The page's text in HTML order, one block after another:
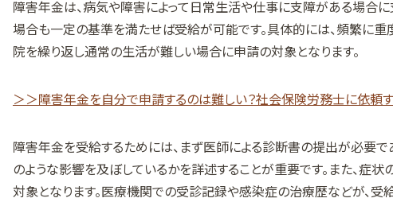
障害年金は、病気や障害によって日常生活や仕事に支障がある場合
場合も一定の基準を満たせば受給が可能です。具体的には、頻繁に重
院を繰り返し通常の生活が難しい場合に申請の対象となります。
＞＞障害年金を自分で申請するのは難しい？社会保険労務士に依頼す
障害年金を受給するためには、まず医師による診断書の提出が必要
のような影響を及ぼしているかを詳述することが重要です。また、症
対象となります。医療機関での受診記録や感染症の治療歴などが、受